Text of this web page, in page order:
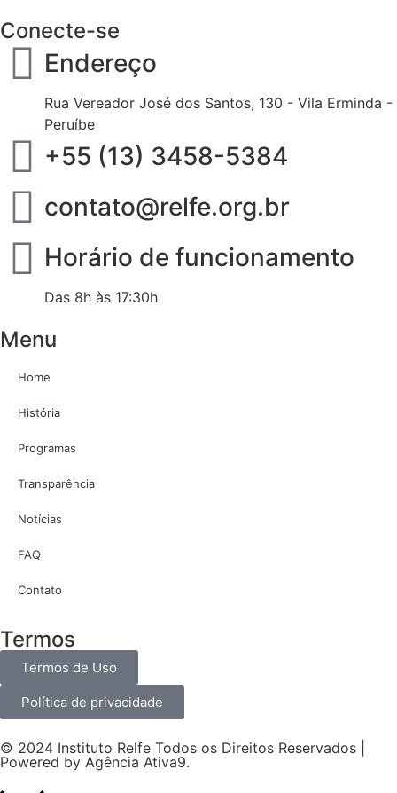
Conecte-se
Endereço
Rua Vereador José dos Santos, 130 - Vila Erminda -
Peruíbe
+55 (13) 3458-5384
contato@relfe.org.br
Horário de funcionamento
Das 8h às 17:30h
Menu
Home
História
Programas
Transparência
Notícias
FAQ
Contato
Termos
Termos de Uso
Política de privacidade
© 2024 Instituto Relfe Todos os Direitos Reservados |
Powered by Agência Ativa9.